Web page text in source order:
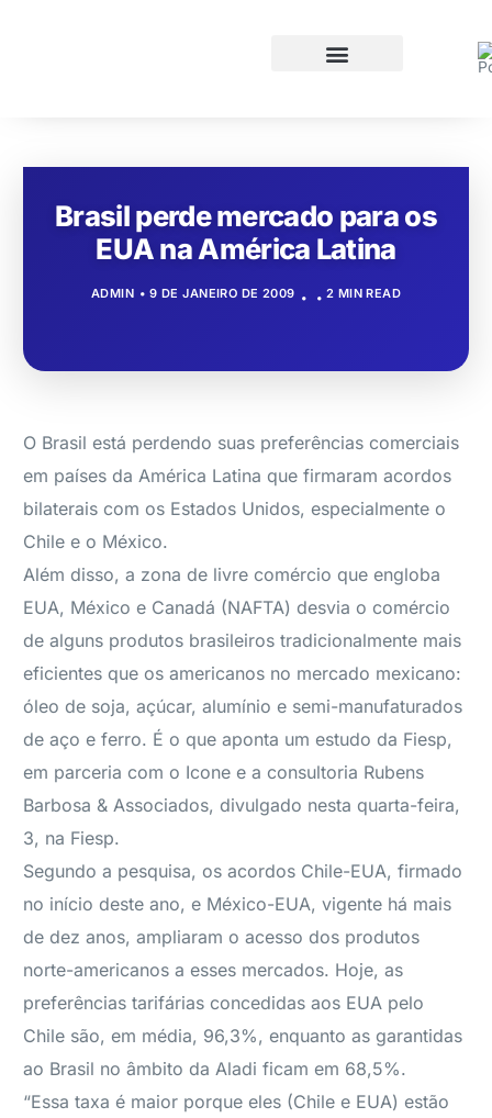
Brasil perde mercado para os
EUA na América Latina
ADMIN 9 DE JANEIRO DE 2009 2 MIN READ
O Brasil está perdendo suas preferências comerciais
em países da América Latina que firmaram acordos
bilaterais com os Estados Unidos, especialmente o
Chile e o México.
Além disso, a zona de livre comércio que engloba
EUA, México e Canadá (NAFTA) desvia o comércio
de alguns produtos brasileiros tradicionalmente mais
eficientes que os americanos no mercado mexicano:
óleo de soja, açúcar, alumínio e semi-manufaturados
de aço e ferro. É o que aponta um estudo da Fiesp,
em parceria com o Icone e a consultoria Rubens
Barbosa & Associados, divulgado nesta quarta-feira,
3, na Fiesp.
Segundo a pesquisa, os acordos Chile-EUA, firmado
no início deste ano, e México-EUA, vigente há mais
de dez anos, ampliaram o acesso dos produtos
norte-americanos a esses mercados. Hoje, as
preferências tarifárias concedidas aos EUA pelo
Chile são, em média, 96,3%, enquanto as garantidas
ao Brasil no âmbito da Aladi ficam em 68,5%.
“Essa taxa é maior porque eles (Chile e EUA) estão